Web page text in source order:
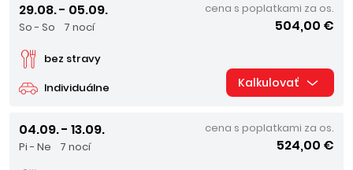
29.08. - 05.09.
So - So 7 nocí
Individuálne
bez stravy
cena s poplatkami za os.
504,00 €
Kalkulovať
04.09. - 13.09.
Pi - Ne 7 nocí
cena s poplatkami za os.
524,00 €